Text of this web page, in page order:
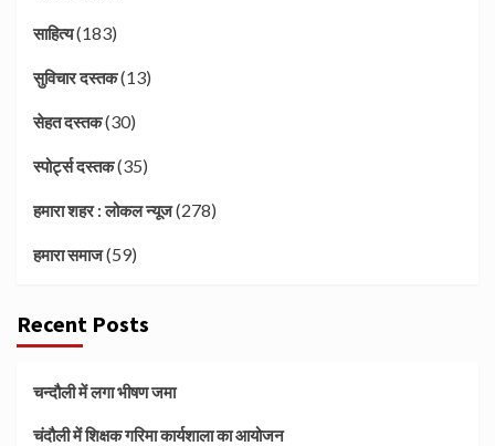
साहित्य(183)
सुविचार दस्तक(13)
सेहत दस्तक(30)
स्पोर्ट्स दस्तक(35)
हमारा शहर : लोकल न्यूज(278)
हमारा समाज(59)
Recent Posts
चन्दौली में लगा भीषण जमा
चंदौली में शिक्षक गरिमा कार्यशाला का आयोजन